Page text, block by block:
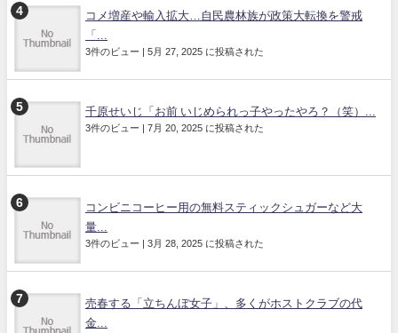
コメ増産や輸入拡大…自民農林族が政策大転換を警戒
「...
3件のビュー 5月 27, 2025 に投稿された
千原せいじ「お前 いじめられっ子やったやろ？（笑）...
3件のビュー 7月 20, 2025 に投稿された
コンビニコーヒー用の無料スティックシュガーなど大
量...
3件のビュー 3月 28, 2025 に投稿された
売春する「立ちんぼ女子」、多くがホストクラブの代
金...